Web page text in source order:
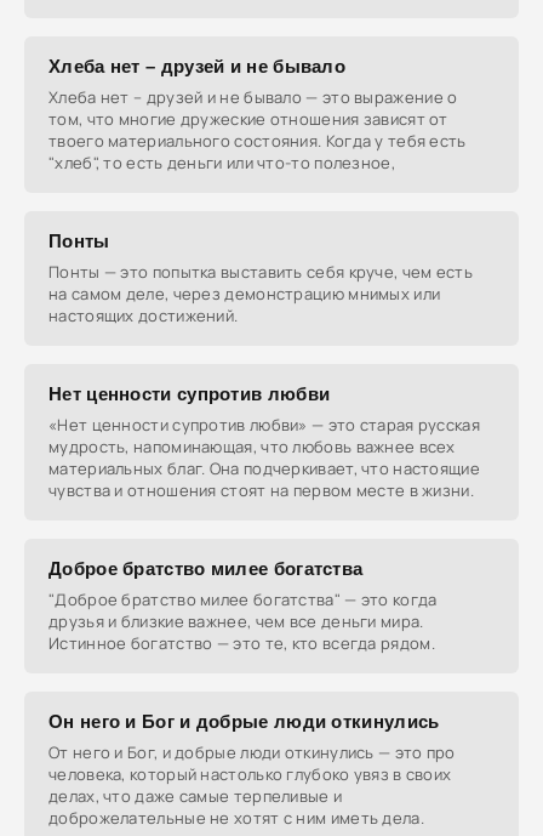
Хлеба нет – друзей и не бывало
Хлеба нет – друзей и не бывало — это выражение о
том, что многие дружеские отношения зависят от
твоего материального состояния. Когда у тебя есть
"хлеб", то есть деньги или что-то полезное,
Понты
Понты — это попытка выставить себя круче, чем есть
на самом деле, через демонстрацию мнимых или
настоящих достижений.
Нет ценности супротив любви
«Нет ценности супротив любви» — это старая русская
мудрость, напоминающая, что любовь важнее всех
материальных благ. Она подчеркивает, что настоящие
чувства и отношения стоят на первом месте в жизни.
Доброе братство милее богатства
"Доброе братство милее богатства" — это когда
друзья и близкие важнее, чем все деньги мира.
Истинное богатство — это те, кто всегда рядом.
Он него и Бог и добрые люди откинулись
От него и Бог, и добрые люди откинулись — это про
человека, который настолько глубоко увяз в своих
делах, что даже самые терпеливые и
доброжелательные не хотят с ним иметь дела.